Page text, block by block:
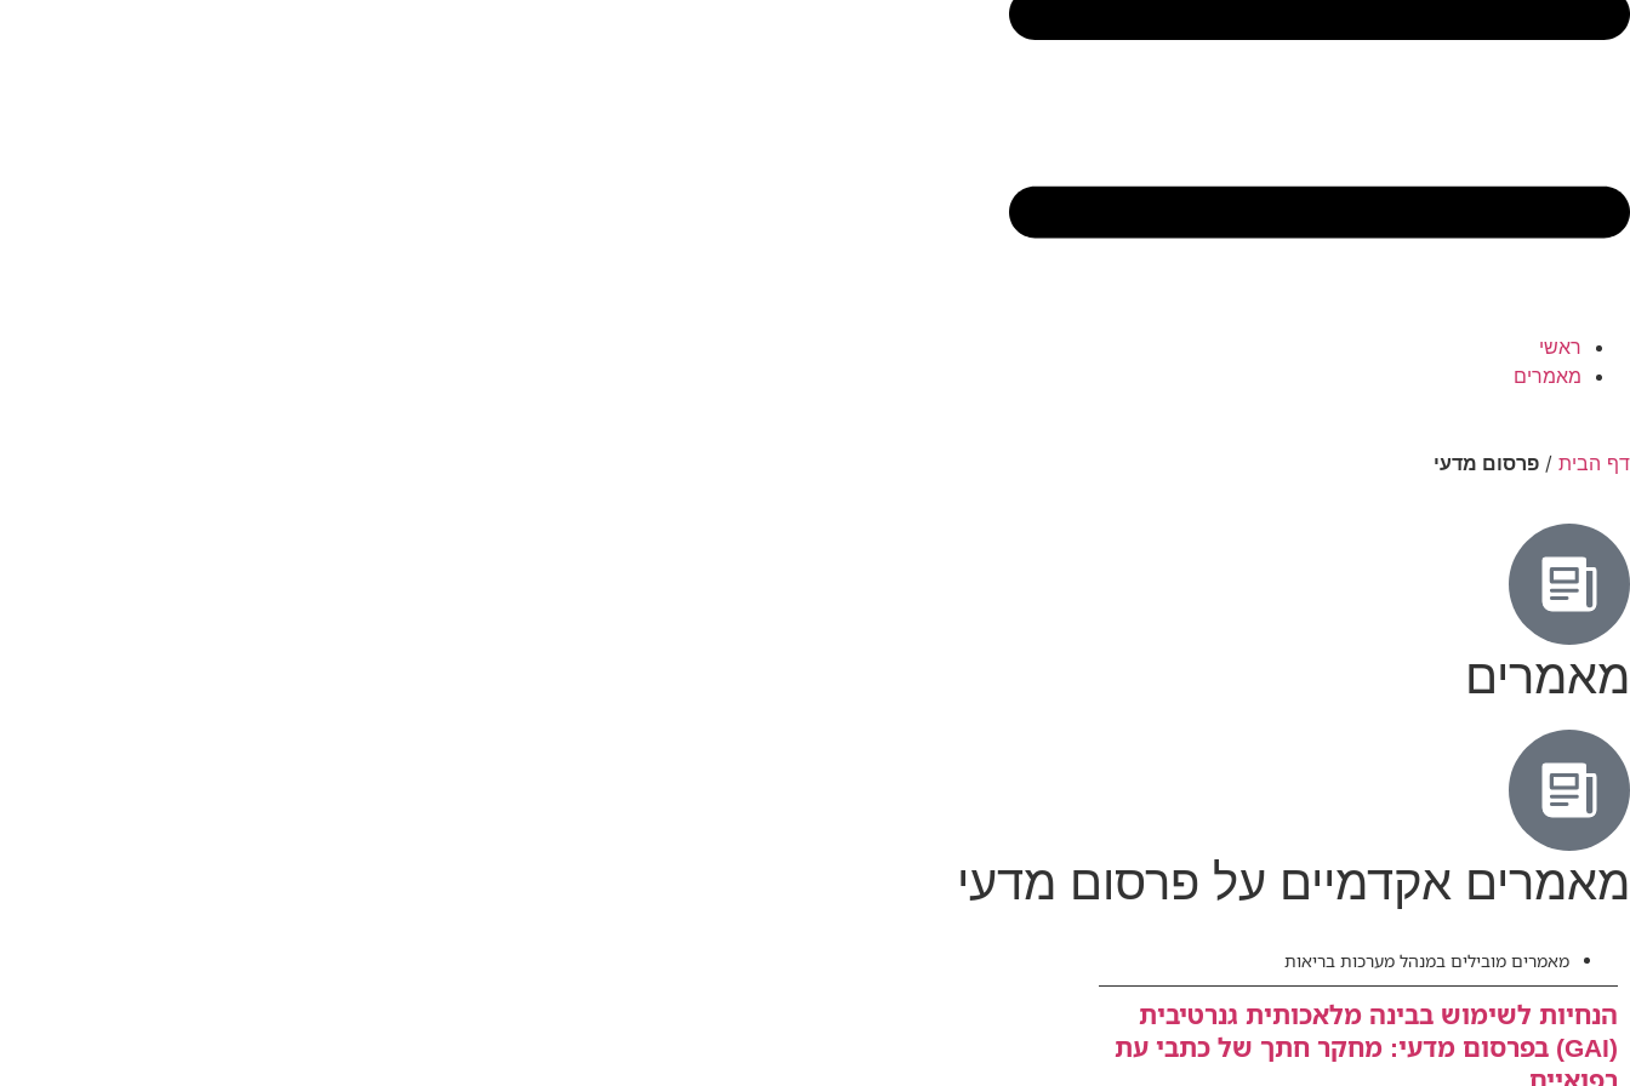
ראשי
מאמרים
דף הבית / פרסום מדעי
מאמרים
מאמרים אקדמיים על פרסום מדעי
מאמרים מובילים במנהל מערכות בריאות
הנחיות לשימוש בבינה מלאכותית גנרטיבית
(GAI) בפרסום מדעי: מחקר חתך של כתבי עת